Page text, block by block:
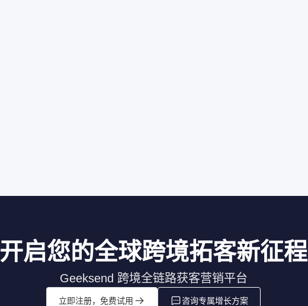
开启您的全球跨境拓客新征程
Geeksend 跨境全链路获客营销平台
立即注册，免费试用 咨询专属增长方案